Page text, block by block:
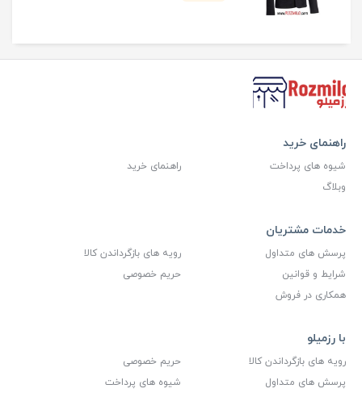
راهنمای خرید
شیوه های پرداخت
راهنمای خرید
وبلاگ
خدمات مشتریان
پرسش های متداول
رویه های بازگرداندن کالا
شرایط و قوانین
حریم خصوصی
همکاری در فروش
با رزمیلو
رویه های بازگرداندن کالا
حریم خصوصی
پرسش های متداول
شیوه های پرداخت